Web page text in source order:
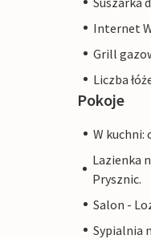
Internet
Grill
Liczba
Pokoje
W kuchni:
Lazienka
Prysznic.
Salon -
Sypialnia